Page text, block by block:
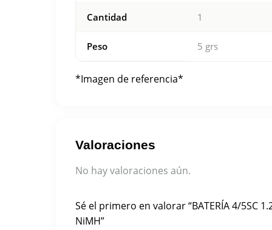
Cantidad 1
Peso 5 grs
*Imagen de referencia*
Valoraciones
No hay valoraciones aún.
Sé el primero en valorar “BATERÍA 4/5SC
NiMH”